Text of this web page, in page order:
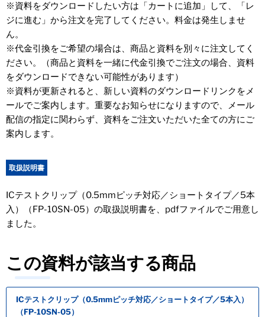
※資料をダウンロードしたい方は「カートに追加」して、「レ
ジに進む」から注文を完了してください。料金は発生しませ
ん。
※代金引換をご希望の場合は、商品と資料を別々に注文してく
ださい。（商品と資料を一緒に代金引換でご注文の場合、資料
をダウンロードできない可能性があります）
※資料が更新されると、新しい資料のダウンロードリンクをメ
ールでご案内します。重要なお知らせになりますので、メール
配信の指定に関わらず、資料をご注文いただいた全ての方にご
案内します。
取扱説明書
ICテストクリップ（0.5mmピッチ対応／ショートタイプ／5本
入）（FP-10SN-05）の取扱説明書を、pdfファイルでご用意し
ました。
この資料が該当する商品
ICテストクリップ（0.5mmピッチ対応／ショートタイプ／5本入）
（FP-10SN-05）